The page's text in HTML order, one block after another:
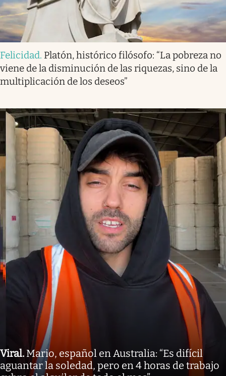
Felicidad. Platón, histórico filósofo: “La pobreza no
viene de la disminución de las riquezas, sino de la
multiplicación de los deseos”
Viral. Mario, español en Australia: “Es difícil
aguantar la soledad, pero en 4 horas de trabajo